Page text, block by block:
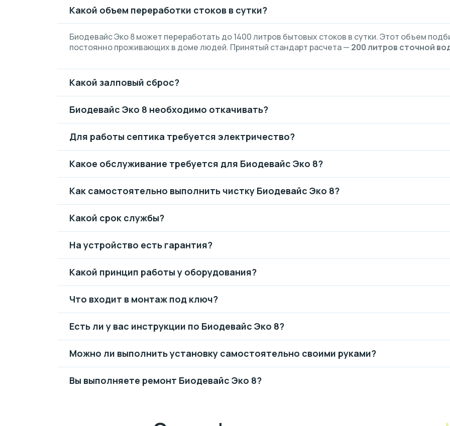
Какой объем переработки стоков в сутки?
Биодевайс Эко 8 может переработать до 1400 литров бытовых стоков в сутки. Этот объем
постоянно проживающих в доме людей. Принятый стандарт расчета — 200 литров сточной
Какой залповый сброс?
Биодевайс Эко 8 необходимо откачивать?
Для работы септика требуется электричество?
Какое обслуживание требуется для Биодевайс Эко 8?
Как самостоятельно выполнить чистку Биодевайс Эко 8?
Какой срок службы?
На устройство есть гарантия?
Какой принцип работы у оборудования?
Что входит в монтаж под ключ?
Есть ли у вас инструкции по Биодевайс Эко 8?
Можно ли выполнить установку самостоятельно своими руками?
Вы выполняете ремонт Биодевайс Эко 8?